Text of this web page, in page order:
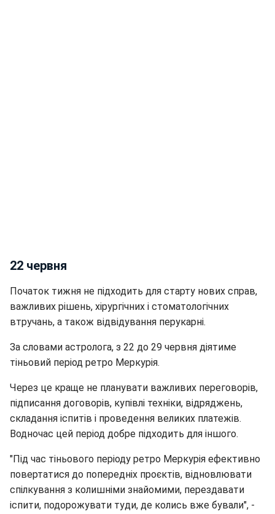
22 червня
Початок тижня не підходить для старту нових справ,
важливих рішень, хірургічних і стоматологічних
втручань, а також відвідування перукарні.
За словами астролога, з 22 до 29 червня діятиме
тіньовий період ретро Меркурія.
Через це краще не планувати важливих переговорів,
підписання договорів, купівлі техніки, відряджень,
складання іспитів і проведення великих платежів.
Водночас цей період добре підходить для іншого.
"Під час тіньового періоду ретро Меркурія ефективно
повертатися до попередніх проєктів, відновлювати
спілкування з колишніми знайомими, перездавати
іспити, подорожувати туди, де колись вже бували", -